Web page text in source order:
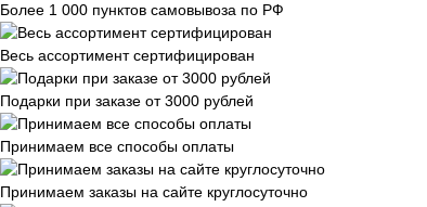
Более 1 000 пунктов самовывоза по РФ
Весь ассортимент сертифицирован
Подарки при заказе от 3000 рублей
Принимаем все способы оплаты
Принимаем заказы на сайте круглосуточно